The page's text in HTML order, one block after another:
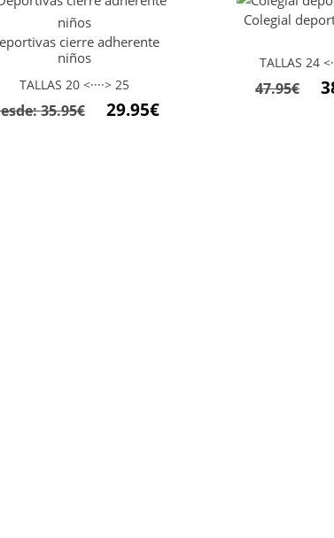
cierre adherente
niños
TALLAS 20 <····> 25
35.95€ 29.95€
Colegial
TALLAS 24
47.95€
El